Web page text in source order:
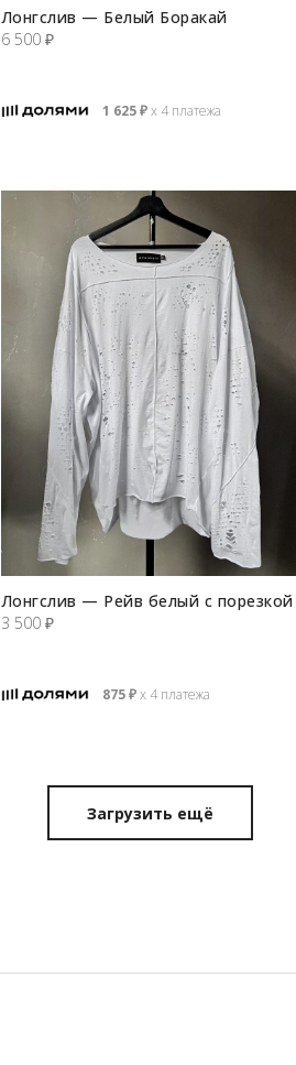
Лонгслив — Белый Боракай
6 500 ₽
1 625₽х 4 платежа
Лонгслив — Рейв белый с порезкой
3 500 ₽
875₽х 4 платежа